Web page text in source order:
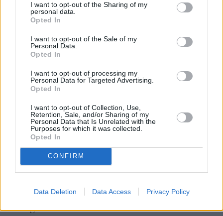
I want to opt-out of the Sharing of my
personal data.
Opted In
I want to opt-out of the Sale of my
Personal Data.
Opted In
I want to opt-out of processing my
Personal Data for Targeted Advertising.
Opted In
I want to opt-out of Collection, Use,
Retention, Sale, and/or Sharing of my
Personal Data that Is Unrelated with the
Purposes for which it was collected.
Opted In
CONFIRM
Data Deletion Data Access Privacy Policy
Kobiety często tej przyjemności nie odczuwają, ponieważ
uważają seks za obowiązek. Skąd się bierze ten słynny
"ból głowy”? Dlaczego kobiety mają zgadzać się na
kobiety, że mogą żyć jak chcą - mieć prawo do oczekiwań
i do ich egzekwowania. Mężczyzna z kolei ma obowiązek
je spełnić. Seks to symbioza i współpraca. I wiesz, że
wydaje mi się, że obserwuję już pewien progres?
To znaczy?
Kobiety piszą do mnie i mówią, że to im pomaga.
Niby głupota, niby tylko rada ode mnie, ale
wyśmiali – sprawdziło, albo sprawdzi, czy to, co
mówię, działa.